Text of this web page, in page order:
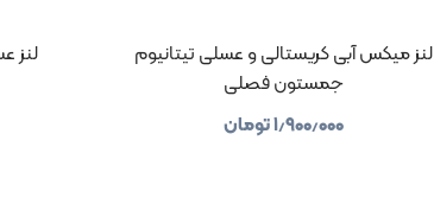
لنز میکس آبی کریستالی و عسلی تیتانیوم
جمستون فصلی
۱٫۹۰۰٫۰۰۰تومان
لنز